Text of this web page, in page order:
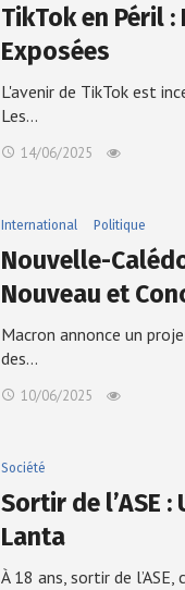
TikTok en Péril :
Exposées
L'avenir de TikTok est
Les…
14/06/2025
International Politique
Nouvelle-
Nouveau et
Macron annonce un
des…
10/06/2025
Société
Sortir de l’ASE
Lanta
À 18 ans, sortir de